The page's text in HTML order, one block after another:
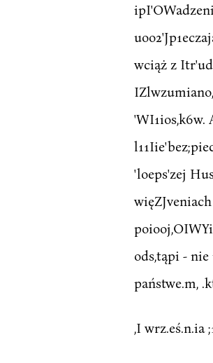
wciąż z
'WI1ios,k6w.
'loeps'zej
ods,tąpi -
państwe.m,
,I wrz.eś.n.ia